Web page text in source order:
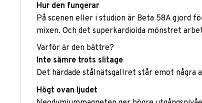
Hur den fungerar
På scenen eller i studion är Beta 58A gjord
mixen. Och det superkardioida mönstret
Varför är den bättre?
Inte sämre trots slitage
Det härdade stålnätsgallret står emot några
Högt ovan ljudet